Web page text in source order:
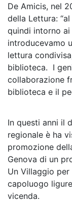
De Amicis, nel
della Lettura:
quindi intorno
introducevamo
lettura
biblioteca. I
collaborazione
biblioteca e il
In questi anni il
regionale è ha
promozione
Genova di un
Un Villaggio per
capoluogo
vicenda.